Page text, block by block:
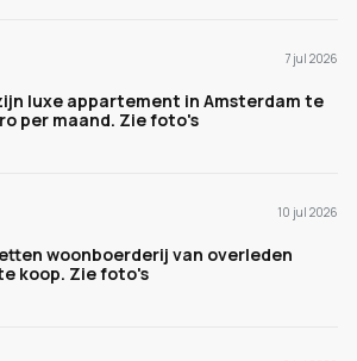
7 jul 2026
luxe appartement in Amsterdam te
per maand. Zie foto's
10 jul 2026
woonboerderij van overleden
koop. Zie foto's